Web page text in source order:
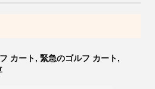
カート, 緊急のゴルフ カート,